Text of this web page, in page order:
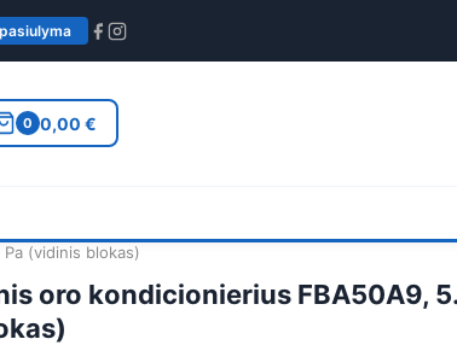
0 0,00 €
(vidinis blokas)
oro kondicionierius FBA50A9,